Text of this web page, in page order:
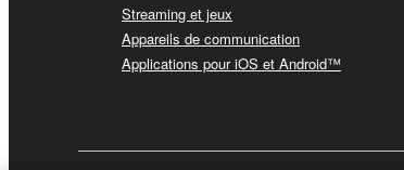
Streaming et jeux
Appareils de communication
Applications pour iOS et Android™